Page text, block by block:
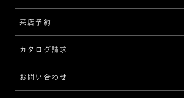
ワンサイドメレ
ダブルサイドメレ
ラインメレ
指輪
ダイヤモンド
プロポーズ
来店予約
カタログ請求
お問い合わせ